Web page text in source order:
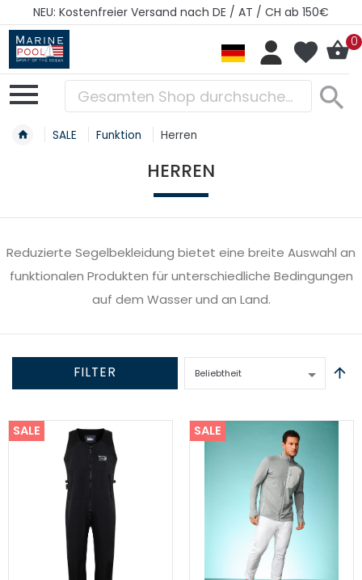
NEU: Kostenfreier Versand nach DE / AT / CH ab 150€
0
SALE Funktion Herren
HERREN
Reduzierte Segelbekleidung bietet eine breite Auswahl an
funktionalen Produkten für unterschiedliche Bedingungen
auf dem Wasser und an Land.
FILTER
SALE SALE